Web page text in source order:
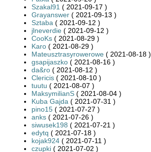
Szakal91 ( 2021-09-17 )
Grayanswer ( 2021-09-13 )
Sztaba ( 2021-09-12 )
jlneverdie ( 2021-09-12 )
CooKs ( 2021-08-29 )
Karo ( 2021-08-29 )
Mateusztrasyrowerowe ( 2021-08-18 )
gsapijaszko ( 2021-08-16 )
da&ro ( 2021-08-12 )
Clericis ( 2021-08-10 )
tuutu ( 2021-08-07 )
MaksymilianS ( 2021-08-04 )
Kuba Gajda ( 2021-07-31 )
pino15 ( 2021-07-27 )
anks ( 2021-07-26 )
siwusek198 ( 2021-07-21 )
edytq ( 2021-07-18 )
kojak924 ( 2021-07-11 )
czupki ( 2021-07-02 )